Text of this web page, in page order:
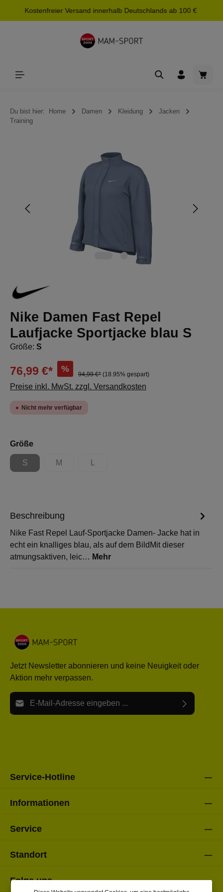
springen
Kostenfreier Versand innerhalb Deutschlands ab 100 €
Du bist hier: Home Damen Kleidung
Jacken
Training
Bildergalerie überspringen
Nike Damen Fast Repel
Laufjacke Sportjacke blau S
Größe: S
76,99 €* %
94,99 €* (18.95% gespart)
Preise inkl. MwSt. zzgl. Versandkosten
Nicht mehr verfügbar
Größeauswählen
S
(Diese Option ist zurzeit nicht verfügbar.)
M
(Diese Option ist zurzeit nicht verfügbar.)
(Diese Option ist zurzeit nicht verfügbar.)
Beschreibung
Nike Fast Repel Lauf-Sportjacke Damen- Jacke hat in
echt ein knalliges blau, als auf dem BildMit dieser
atmungsaktiven, leic… Mehr
Jetzt Newsletter abonnieren und keine Neuigkeit oder
Aktion mehr verpassen.
E-Mail-Adresse*
Service-Hotline
Informationen
Service
Standort
Folge uns